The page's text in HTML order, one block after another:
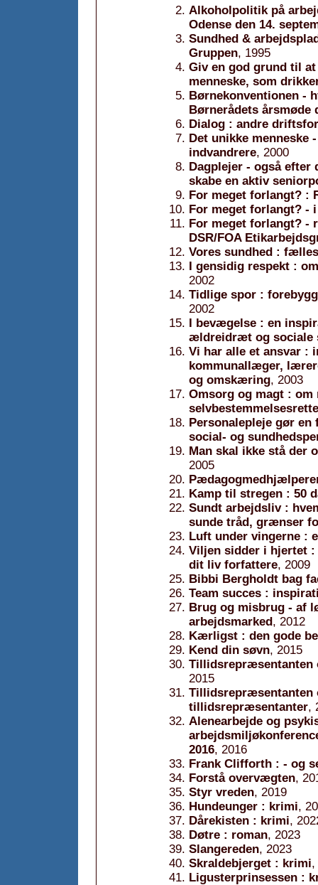
Alkoholpolitik på
Odense den 14.
Sundhed &
Gruppen, 1995
Giv en god grund til
menneske, som
Børnekonventionen -
Børnerådets årsmøde
Dialog : andre
Det unikke menneske
indvandrere, 2000
Dagplejer - også efter
skabe en aktiv
For meget forlangt? :
For meget forlangt? -
For meget forlangt? -
DSR/FOA
Vores sundhed :
I gensidig respekt :
2002
Tidlige spor :
2002
I bevægelse : en
ældreidræt og sociale
Vi har alle et ansvar :
kommunallæger,
og omskæring, 2003
Omsorg og magt : om
Personalepleje gør
social- og
Man skal ikke stå der
2005
Kamp til stregen : 50
Sundt arbejdsliv :
sunde tråd, grænser
Luft under vingerne :
Viljen sidder i hjertet
dit liv forfattere, 2009
Bibbi Bergholdt bag
Team succes :
Brug og misbrug - af
arbejdsmarked, 2012
Kærligst : den gode
Kend din søvn, 2015
Tillidsrepræsentanten
2015
Tillidsrepræsentanten
tillidsrepræsentanter,
Alenearbejde og
2016, 2016
Frank Clifforth : - og
Forstå overvægten,
Styr vreden, 2019
Hundeunger : krimi,
Dårekisten : krimi,
Døtre : roman, 2023
Slangereden, 2023
Skraldebjerget : krimi,
Ligusterprinsessen :